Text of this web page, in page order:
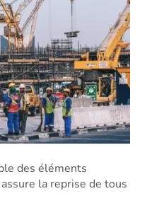
des éléments
la reprise de tous